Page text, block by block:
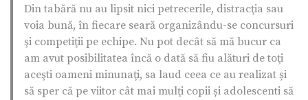
Din tabără nu au lipsit nici petrecerile, distracţia sau
voia bună, în fiecare seară organizându-se concursuri
şi competiţii pe echipe. Nu pot decât să mă bucur ca
am avut posibilitatea încă o dată să fiu alături de toţi
aceşti oameni minunaţi, sa laud ceea ce au realizat și
să sper că pe viitor cât mai mulţi copii și adolescenti să